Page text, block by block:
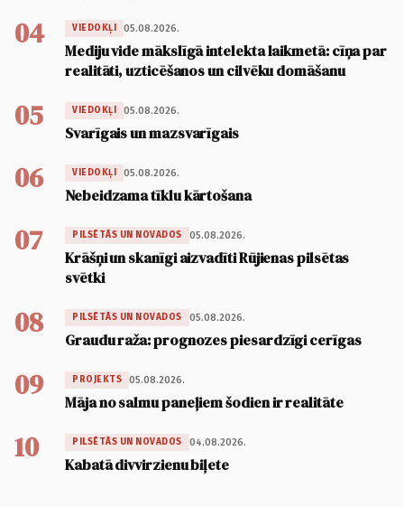
04 VIEDOKĻI 05.08.2026.
Mediju vide mākslīgā intelekta laikmetā: cīņa par
realitāti, uzticēšanos un cilvēku domāšanu
05 VIEDOKĻI 05.08.2026.
Svarīgais un mazsvarīgais
06 VIEDOKĻI 05.08.2026.
Nebeidzama tīklu kārtošana
07 PILSĒTĀS UN NOVADOS 05.08.2026.
Krāšņi un skanīgi aizvadīti Rūjienas pilsētas
svētki
08 PILSĒTĀS UN NOVADOS 05.08.2026.
Graudu raža: prognozes piesardzīgi cerīgas
09 PROJEKTS 05.08.2026.
Māja no salmu paneļiem šodien ir realitāte
10 PILSĒTĀS UN NOVADOS 04.08.2026.
Kabatā divvirzienu biļete